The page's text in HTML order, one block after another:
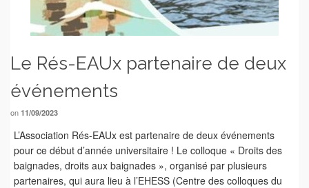
Le Rés-EAUx partenaire de deux
événements
on 11/09/2023
L’Association Rés-EAUx est partenaire de deux événements
pour ce début d’année universitaire ! Le colloque « Droits des
baignades, droits aux baignades », organisé par plusieurs
partenaires, qui aura lieu à l’EHESS (Centre des colloques du